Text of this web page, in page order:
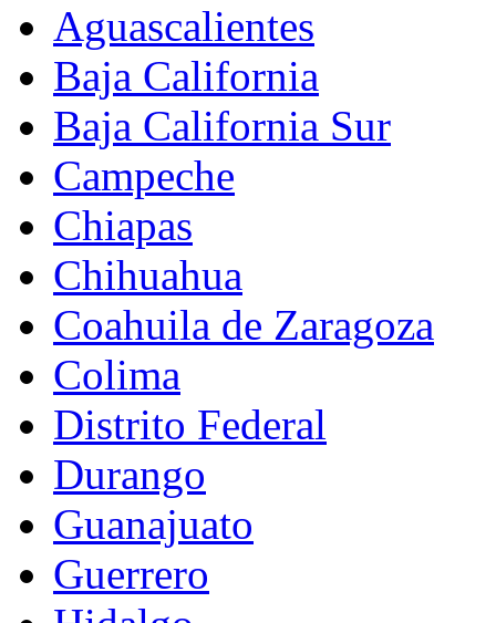
Aguascalientes
Baja California
Baja California Sur
Campeche
Chiapas
Chihuahua
Coahuila de Zaragoza
Colima
Distrito Federal
Durango
Guanajuato
Guerrero